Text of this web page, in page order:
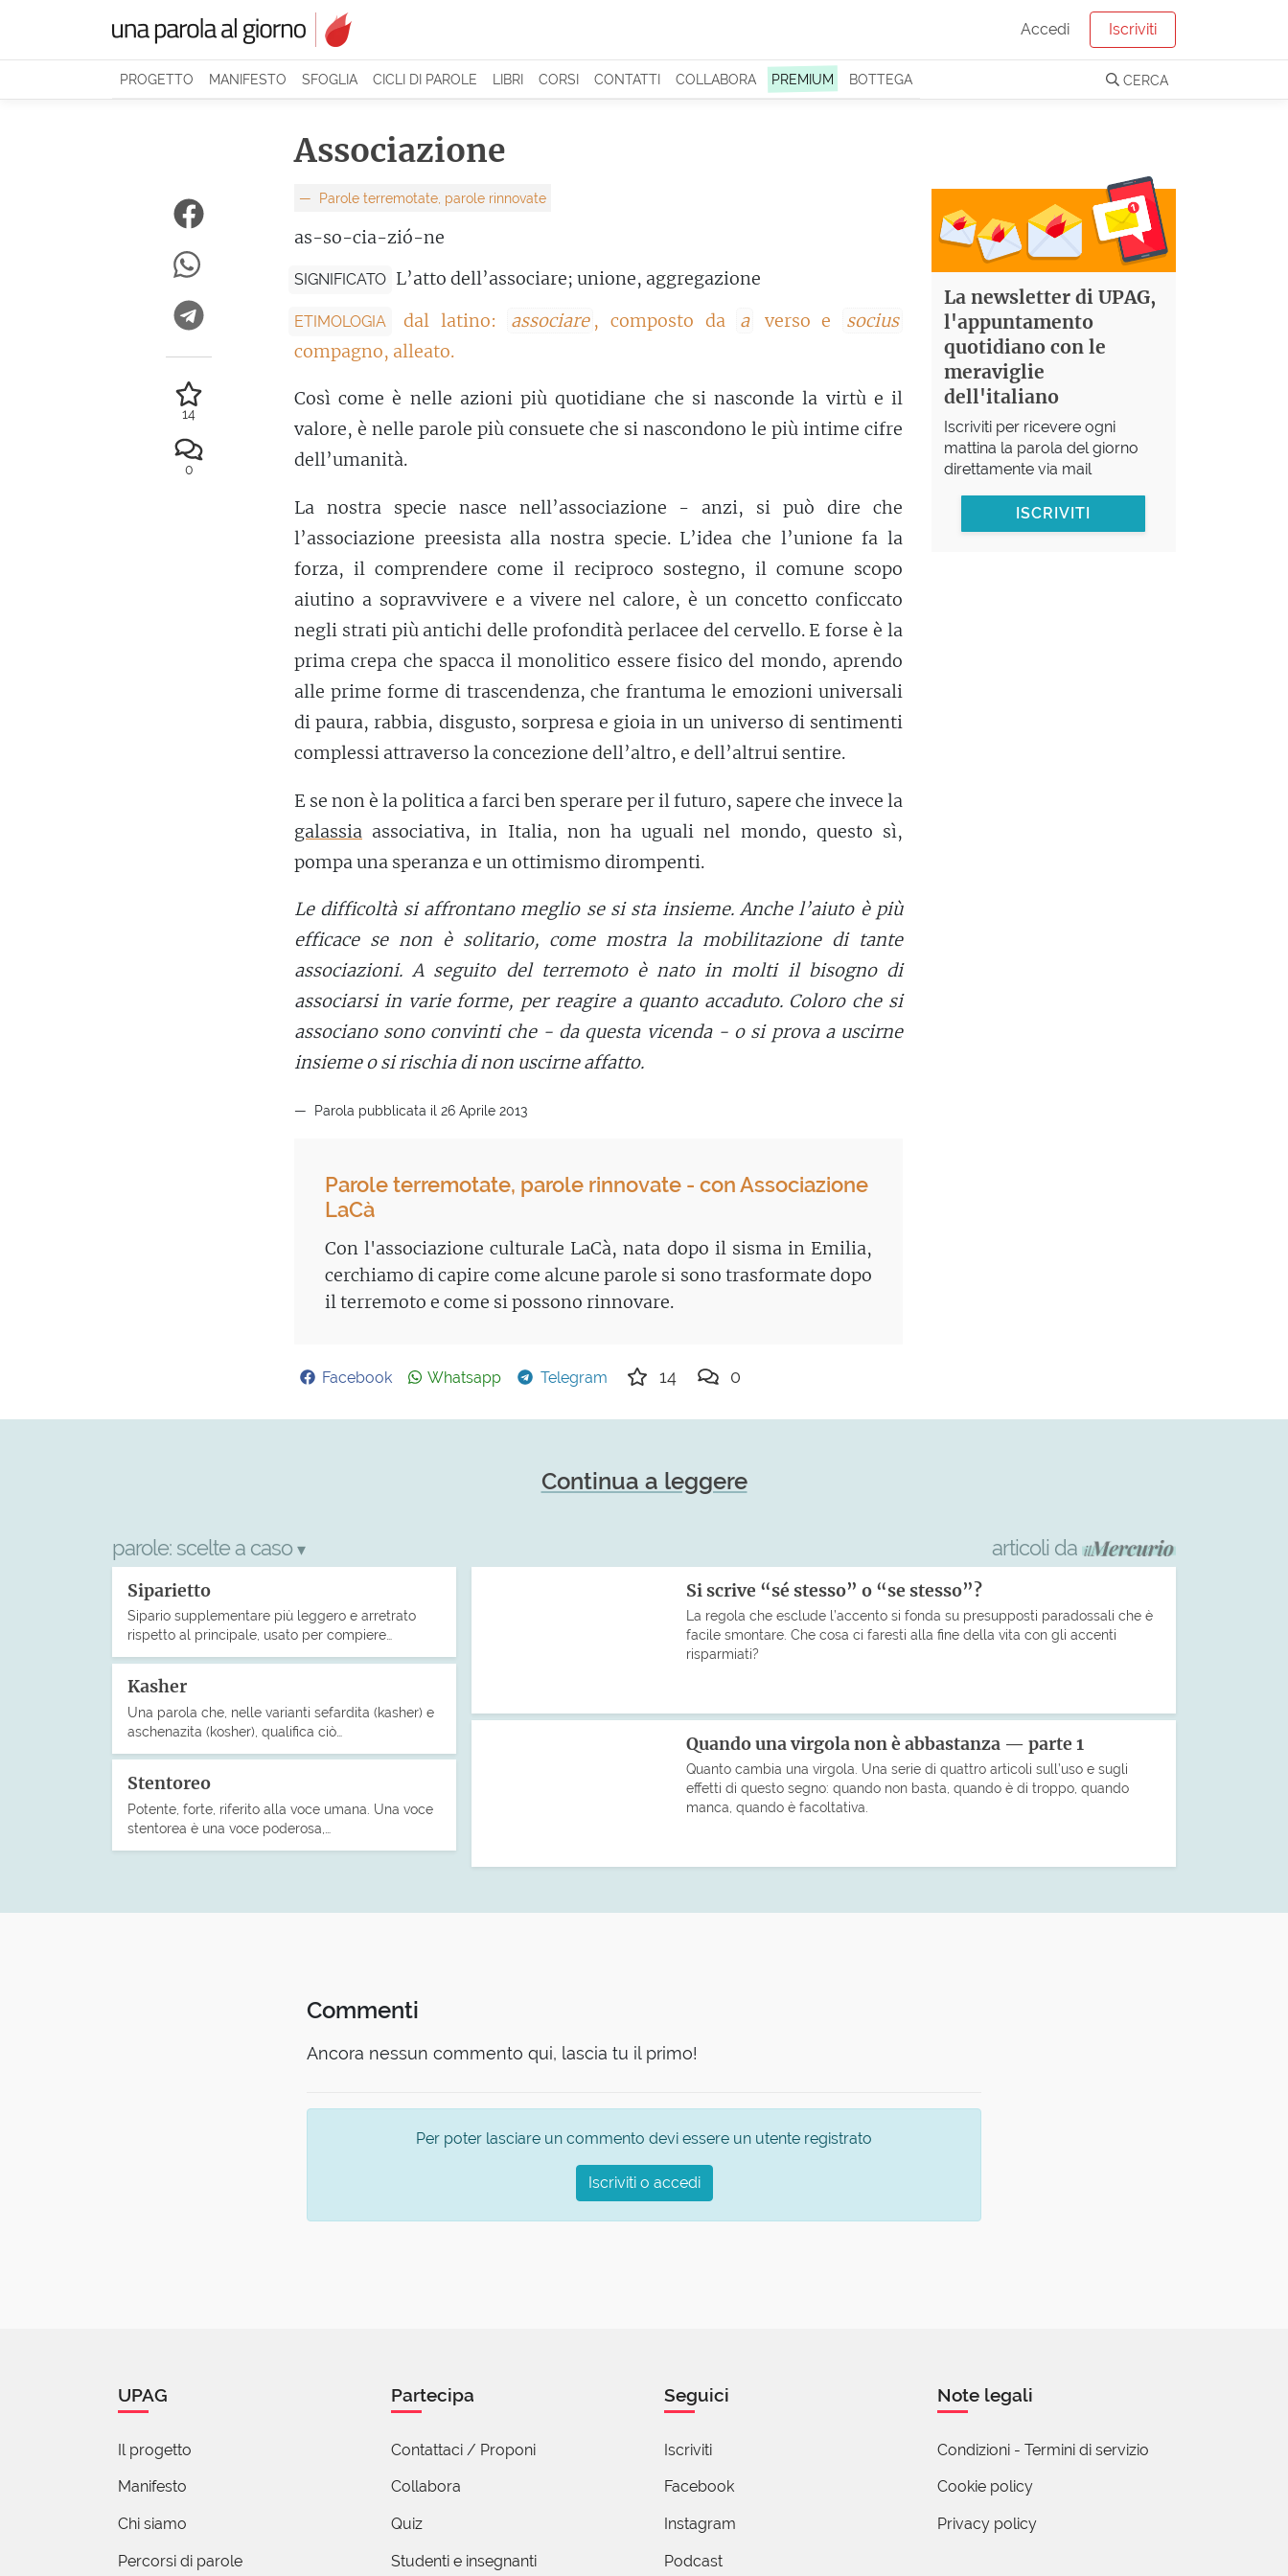
Accedi Iscriviti
PROGETTO MANIFESTO SFOGLIA CICLI DI PAROLE LIBRI CORSI CONTATTI COLLABORA PREMIUM BOTTEGA CERCA
Associazione
Parole terremotate, parole rinnovate
as-so-cia-zió-ne
SIGNIFICATO L’atto dell’associare; unione, aggregazione
ETIMOLOGIA dal latino: associare , composto da a verso e
socius
compagno, alleato.
Così come è nelle azioni più quotidiane che si nasconde la virtù e il
valore, è nelle parole più consuete che si nascondono le più intime cifre
dell’umanità.
La nostra specie nasce nell’associazione - anzi, si può dire che
l’associazione preesista alla nostra specie. L’idea che l’unione fa la
forza, il comprendere come il reciproco sostegno, il comune scopo
aiutino a sopravvivere e a vivere nel calore, è un concetto conficcato
negli strati più antichi delle profondità perlacee del cervello. E forse è la
prima crepa che spacca il monolitico essere fisico del mondo, aprendo
alle prime forme di trascendenza, che frantuma le emozioni universali
di paura, rabbia, disgusto, sorpresa e gioia in un universo di sentimenti
complessi attraverso la concezione dell’altro, e dell’altrui sentire.
E se non è la politica a farci ben sperare per il futuro, sapere che invece la
galassia associativa, in Italia, non ha uguali nel mondo, questo sì,
pompa una speranza e un ottimismo dirompenti.
Le difficoltà si affrontano meglio se si sta insieme. Anche l’aiuto è più
efficace se non è solitario, come mostra la mobilitazione di tante
associazioni. A seguito del terremoto è nato in molti il bisogno di
associarsi in varie forme, per reagire a quanto accaduto. Coloro che si
associano sono convinti che - da questa vicenda - o si prova a uscirne
insieme o si rischia di non uscirne affatto.
Parola pubblicata il 26 Aprile 2013
Parole terremotate, parole rinnovate - con Associazione
LaCà
Con l'associazione culturale LaCà, nata dopo il sisma in Emilia,
cerchiamo di capire come alcune parole si sono trasformate dopo
il terremoto e come si possono rinnovare.
Facebook Whatsapp Telegram 14 0
14
0
La newsletter di UPAG,
l'appuntamento
quotidiano con le
meraviglie
dell'italiano
Iscriviti per ricevere ogni
mattina la parola del giorno
direttamente via mail
ISCRIVITI
Continua a leggere
parole: scelte a caso ▾
Siparietto
Sipario supplementare più leggero e arretrato
rispetto al principale, usato per compiere…
Kasher
Una parola che, nelle varianti sefardita (kasher) e
aschenazita (kosher), qualifica ciò…
Stentoreo
Potente, forte, riferito alla voce umana. Una voce
stentorea è una voce poderosa,…
articoli da
Si scrive “sé stesso” o “se stesso”?
La regola che esclude l’accento si fonda su presupposti paradossali che è
facile smontare. Che cosa ci faresti alla fine della vita con gli accenti
risparmiati?
Quando una virgola non è abbastanza — parte 1
Quanto cambia una virgola. Una serie di quattro articoli sull’uso e sugli
effetti di questo segno: quando non basta, quando è di troppo, quando
manca, quando è facoltativa.
Commenti
Ancora nessun commento qui, lascia tu il primo!
Per poter lasciare un commento devi essere un utente registrato
Iscriviti o accedi
UPAG
Il progetto
Manifesto
Chi siamo
Percorsi di parole
Partecipa
Contattaci / Proponi
Collabora
Quiz
Studenti e insegnanti
Seguici
Iscriviti
Facebook
Instagram
Podcast
Note legali
Condizioni - Termini di servizio
Cookie policy
Privacy policy